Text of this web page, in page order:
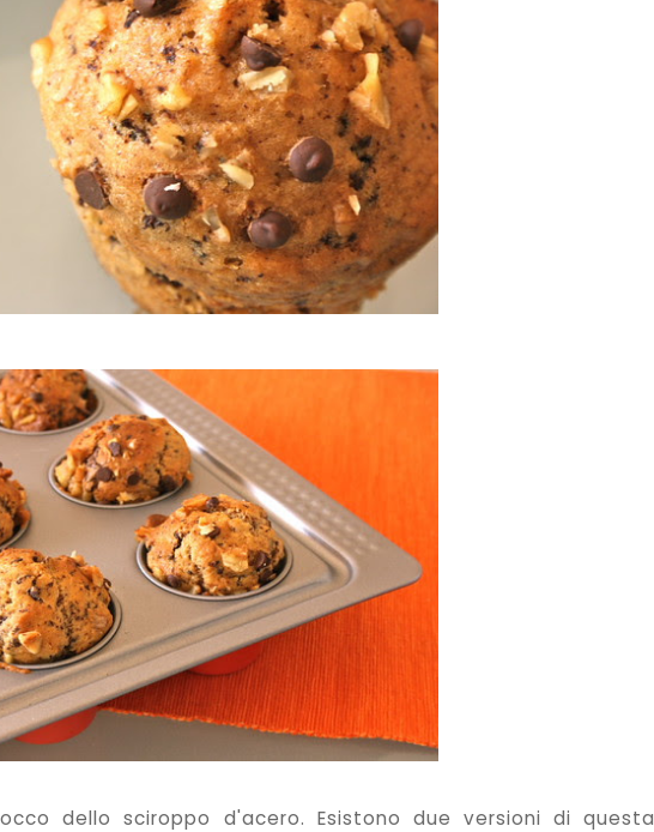
dello sciroppo d'acero. Esistono due versioni di questa